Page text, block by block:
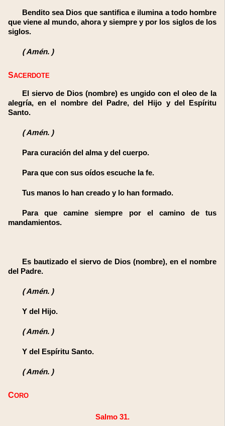
Bendito sea Dios que santifica e ilumina a todo hombre
que viene al mundo, ahora y siempre y por los siglos de los
siglos.
(Amén. )
SACERDOTE
El siervo de Dios (nombre) es ungido con el oleo de la
alegría, en el nombre del Padre, del Hijo y del Espíritu
Santo.
(Amén. )
Para curación del alma y del cuerpo.
Para que con sus oídos escuche la fe.
Tus manos lo han creado y lo han formado.
Para que camine siempre por el camino de tus
mandamientos.
Es bautizado el siervo de Dios (nombre), en el nombre
del Padre.
(Amén. )
Y del Hijo.
(Amén. )
Y del Espíritu Santo.
(Amén. )
CORO
Salmo 31.